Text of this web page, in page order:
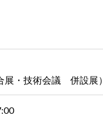
展・技術会議 併設展）